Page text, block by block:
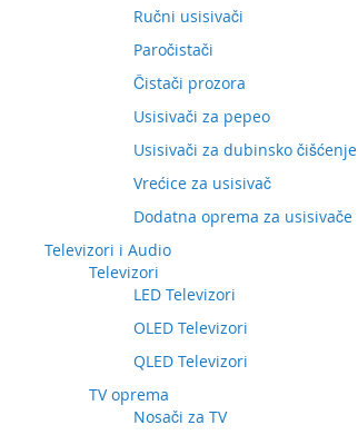
Ručni usisivači
Paročistači
Čistači prozora
Usisivači za pepeo
Usisivači za dubinsko čišćenje
Vrećice za usisivač
Dodatna oprema za usisivače
Televizori i Audio
Televizori
LED Televizori
OLED Televizori
QLED Televizori
TV oprema
Nosači za TV